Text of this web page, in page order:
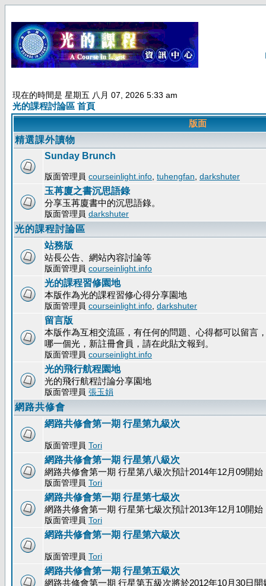
現在的時間是 星期五 八月 07, 2026 5:33 am
光的課程討論區 首頁
版面
精選課外讀物
Sunday Brunch
版面管理員 courseinlight.info tuhengfan darkshuter
玉苒廈之書沉思語錄
分享玉苒廈書中的沉思語錄。
版面管理員 darkshuter
光的課程討論區
站務版
站長公告、網站內容討論等
版面管理員 courseinlight.info
光的課程習修園地
本版作為光的課程習修心得分享園地
版面管理員 courseinlight.info darkshuter
留言版
本版作為互相交流區，有任何的問題、心得都可以留言
哪一個光，新註冊會員，請在此貼文報到。
版面管理員 courseinlight.info
光的飛行航程園地
光的飛行航程討論分享園地
版面管理員 張玉娟
網路共修會
網路共修會第一期 行星第九級次
版面管理員 Tori
網路共修會第一期 行星第八級次
網路共修會第一期 行星第八級次預計2014年12月09開始
版面管理員 Tori
網路共修會第一期 行星第七級次
網路共修會第一期 行星第七級次預計2013年12月10開始
版面管理員 Tori
網路共修會第一期 行星第六級次
版面管理員 Tori
網路共修會第一期 行星第五級次
網路共修會第一期 行星第五級次將於2012年10月30日開